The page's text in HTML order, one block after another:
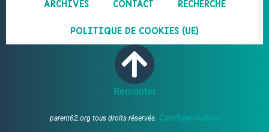
ARCHIVES CONTACT RECHERCHE
POLITIQUE DE COOKIES (UE)
Remonter
parent62.org tous droits réservés. Confidentialités